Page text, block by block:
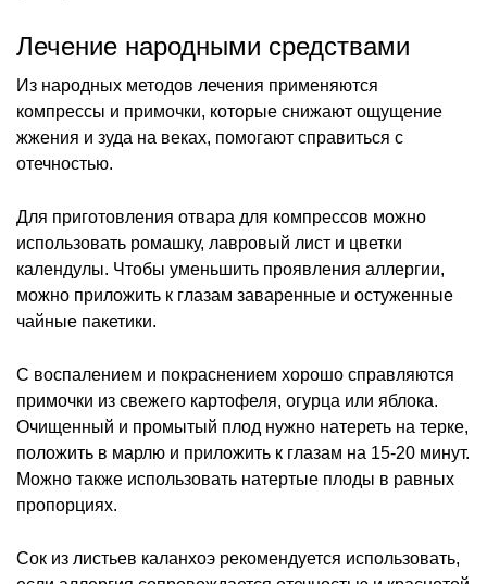
Лечение народными средствами
Из народных методов лечения применяются
компрессы и примочки, которые снижают ощущение
жжения и зуда на веках, помогают справиться с
отечностью.
Для приготовления отвара для компрессов можно
использовать ромашку, лавровый лист и цветки
календулы. Чтобы уменьшить проявления аллергии,
можно приложить к глазам заваренные и остуженные
чайные пакетики.
С воспалением и покраснением хорошо справляются
примочки из свежего картофеля, огурца или яблока.
Очищенный и промытый плод нужно натереть на терке,
положить в марлю и приложить к глазам на 15-20 минут.
Можно также использовать натертые плоды в равных
пропорциях.
Сок из листьев каланхоэ рекомендуется использовать,